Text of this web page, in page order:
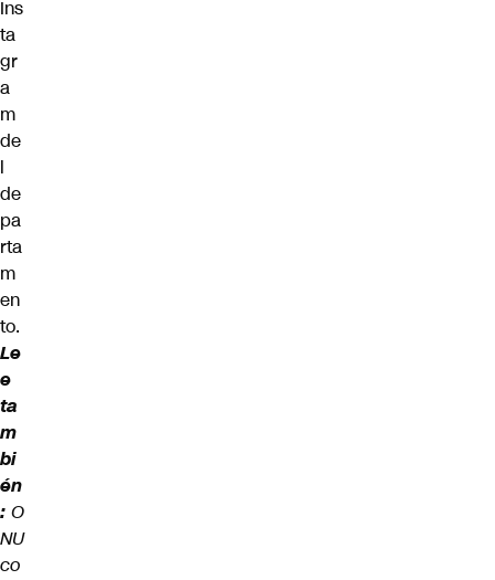
Ins
ta
gr
a
m
de
l
de
pa
rta
m
en
to.
Le
e
ta
m
bi
én
: O
NU
co